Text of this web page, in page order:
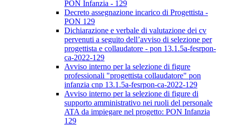
PON Infanzia - 129
Decreto assegnazione incarico di Progettista -
PON 129
Dichiarazione e verbale di valutazione dei cv
pervenuti a seguito dell’avviso di selezione per
progettista e collaudatore - pon 13.1.5a-fesrpon-
ca-2022-129
Avviso interno per la selezione di figure
professionali "progettista collaudatore" pon
infanzia cnp 13.1.5a-fesrpon-ca-2022-129
Avviso interno per la selezione di figure di
supporto amministrativo nei ruoli del personale
ATA da impiegare nel progetto: PON Infanzia
129